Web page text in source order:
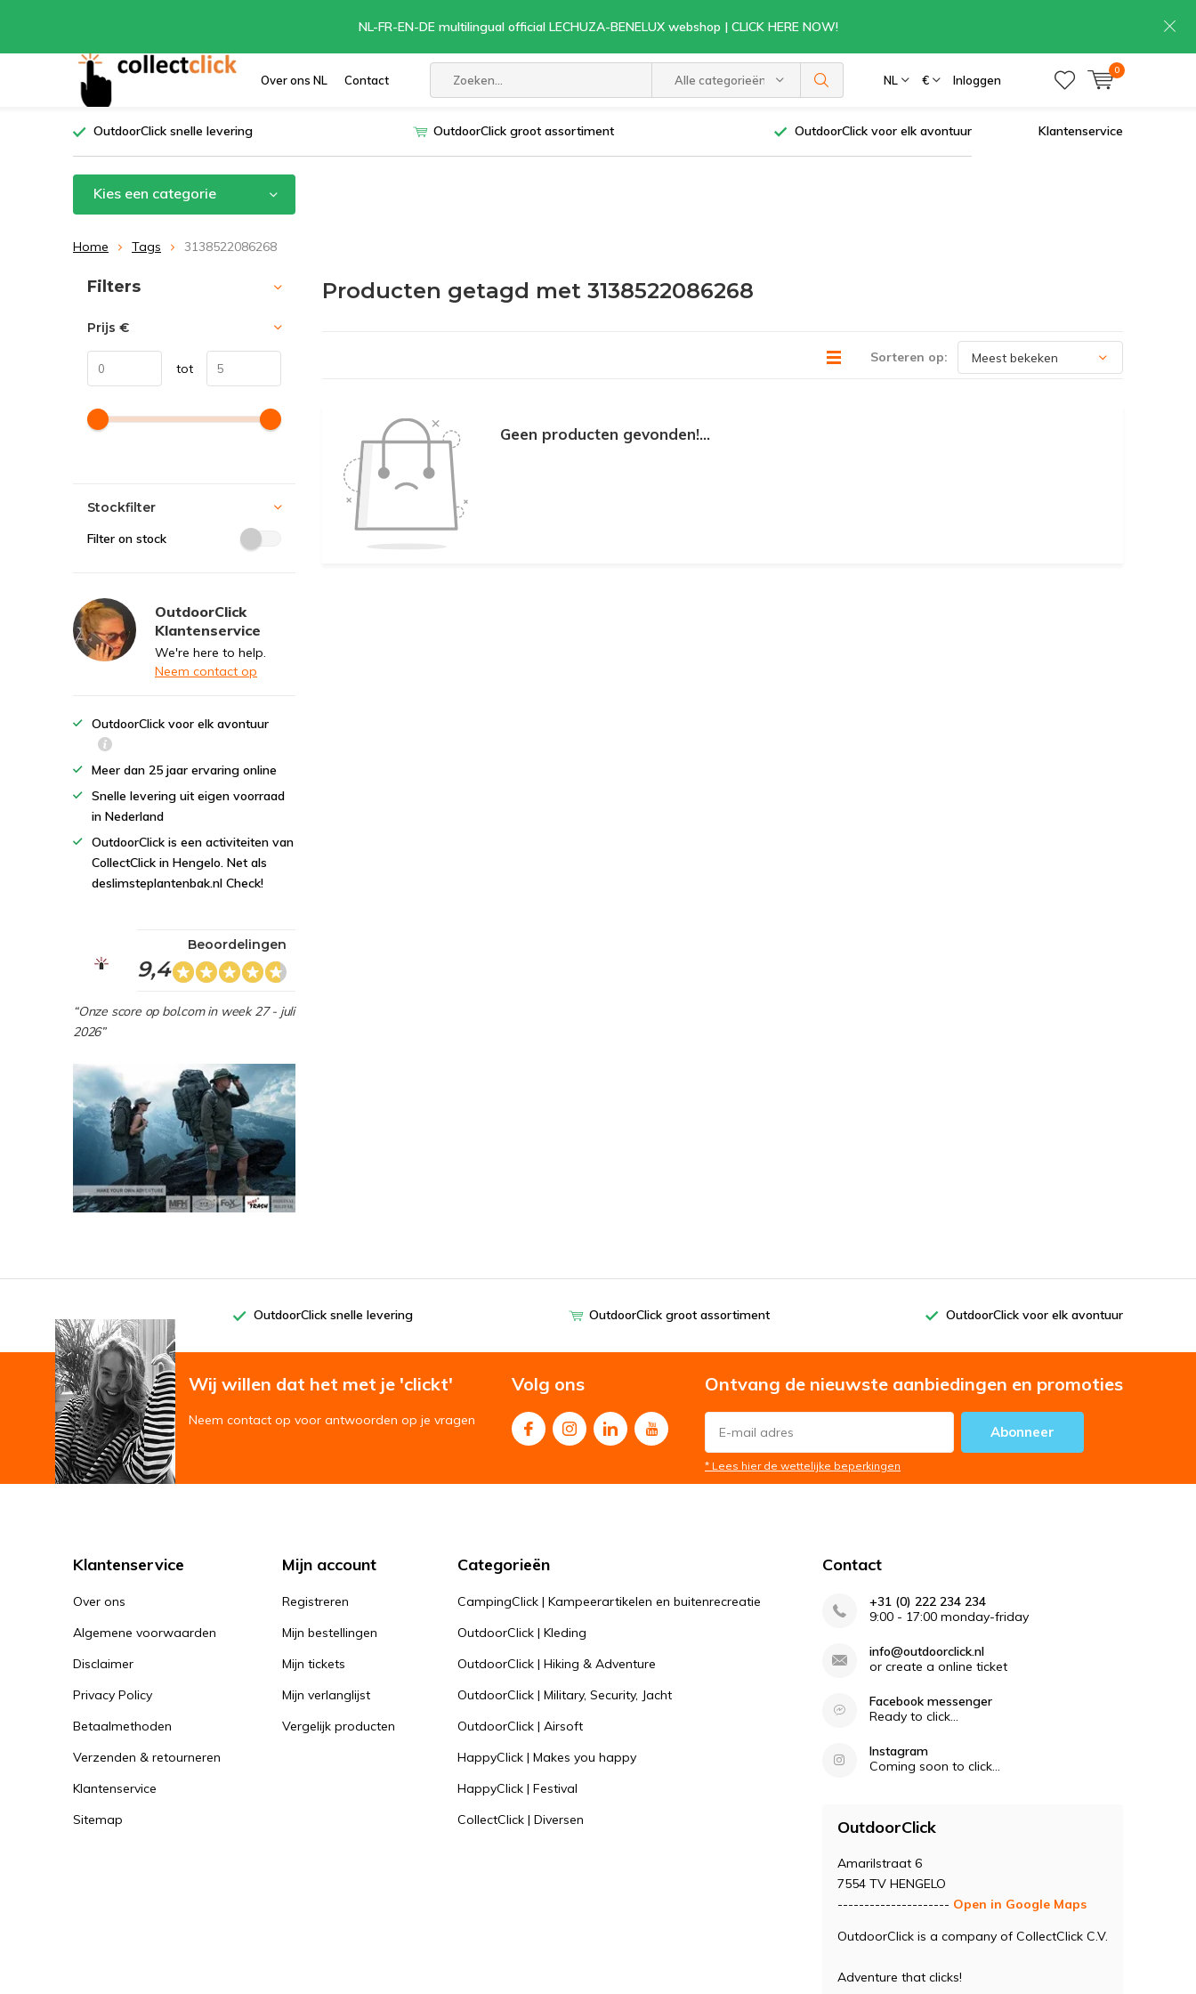
Over ons NL Contact Alle categorieën NL € Inloggen
0
NL-FR-EN-DE multilingual official LECHUZA-BENELUX webshop | CLICK HERE NOW!
OutdoorClick snelle levering OutdoorClick groot assortiment OutdoorClick voor elk avontuur Klantenservice
Kies een categorie
Home Tags 3138522086268
Producten getagd met 3138522086268
Sorteren op:
Geen producten gevonden!...
Sorteren op:
Filters
Prijs €
tot
Stockfilter
Filter on stock
OutdoorClick
Klantenservice
We're here to help.
Neem contact op
OutdoorClick voor elk avontuur
Meer dan 25 jaar ervaring online
Snelle levering uit eigen voorraad
in Nederland
OutdoorClick is een activiteiten van
CollectClick in Hengelo. Net als
deslimsteplantenbak.nl Check!
9,4
Beoordelingen
“Onze score op bol.com in week 27 - juli
2026”
OutdoorClick snelle levering OutdoorClick groot assortiment OutdoorClick voor elk avontuur
Wij willen dat het met je 'clickt'
Neem contact op voor antwoorden op je vragen
Volg ons Ontvang de nieuwste aanbiedingen en promoties
Abonneer
* Lees hier de wettelijke beperkingen
Klantenservice
Over ons
Algemene voorwaarden
Disclaimer
Privacy Policy
Betaalmethoden
Verzenden & retourneren
Klantenservice
Sitemap
Mijn account
Registreren
Mijn bestellingen
Mijn tickets
Mijn verlanglijst
Vergelijk producten
Categorieën
CampingClick | Kampeerartikelen en buitenrecreatie
OutdoorClick | Kleding
OutdoorClick | Hiking & Adventure
OutdoorClick | Military, Security, Jacht
OutdoorClick | Airsoft
HappyClick | Makes you happy
HappyClick | Festival
CollectClick | Diversen
Contact
+31 (0) 222 234 234
9:00 - 17:00 monday-friday
info@outdoorclick.nl
or create a online ticket
Facebook messenger
Ready to click...
Instagram
Coming soon to click...
OutdoorClick
Amarilstraat 6
7554 TV HENGELO
--------------------- Open in Google Maps
OutdoorClick is a company of CollectClick C.V.
Adventure that clicks!